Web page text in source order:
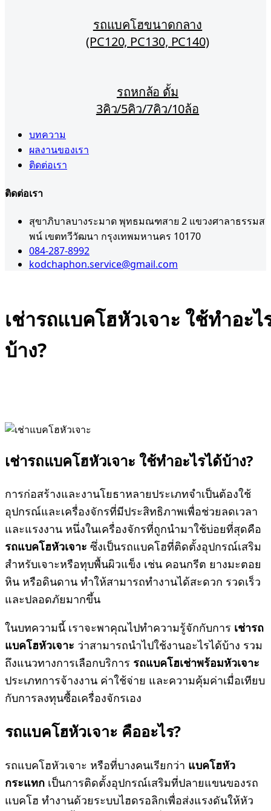
รถแบคโฮขนาดกลาง
(PC120, PC130, PC140)
รถหกล้อ ดั้ม
3คิว/5คิว/7คิว/10ล้อ
บทความ
ผลงานของเรา
ติดต่อเรา
ติดต่อเรา
สุขาภิบาลบางระมาด พุทธมณฑสาย 2 แขวงศาลาธรรมส
พน์ เขตทวีวัฒนา กรุงเทพมหานคร 10170
084-287-8992
kodchaphon.service@gmail.com
เช่ารถแบคโฮหัวเจาะ ใช้ทำอะไ
บ้าง?
เช่ารถแบคโฮหัวเจาะ ใช้ทำอะไรได้บ้าง?
การก่อสร้างและงานโยธาหลายประเภทจำเป็นต้องใช้
อุปกรณ์และเครื่องจักรที่มีประสิทธิภาพเพื่อช่วยลดเวลา
และแรงงาน หนึ่งในเครื่องจักรที่ถูกนำมาใช้บ่อยที่สุดคือ
รถแบคโฮหัวเจาะ ซึ่งเป็นรถแบคโฮที่ติดตั้งอุปกรณ์เสริม
สำหรับเจาะหรือทุบพื้นผิวแข็ง เช่น คอนกรีต ยางมะตอย
หิน หรือดินดาน ทำให้สามารถทำงานได้สะดวก รวดเร็ว
และปลอดภัยมากขึ้น
ในบทความนี้ เราจะพาคุณไปทำความรู้จักกับการ เช่ารถ
แบคโฮหัวเจาะ ว่าสามารถนำไปใช้งานอะไรได้บ้าง รวม
ถึงแนวทางการเลือกบริการ รถแบคโฮเช่าพร้อมหัวเจาะ
ประเภทการจ้างงาน ค่าใช้จ่าย และความคุ้มค่าเมื่อเทียบ
กับการลงทุนซื้อเครื่องจักรเอง
รถแบคโฮหัวเจาะ คืออะไร?
รถแบคโฮหัวเจาะ หรือที่บางคนเรียกว่า แบคโฮหัว
กระแทก เป็นการติดตั้งอุปกรณ์เสริมที่ปลายแขนของรถ
แบคโฮ ทำงานด้วยระบบไฮดรอลิกเพื่อส่งแรงดันให้หัว